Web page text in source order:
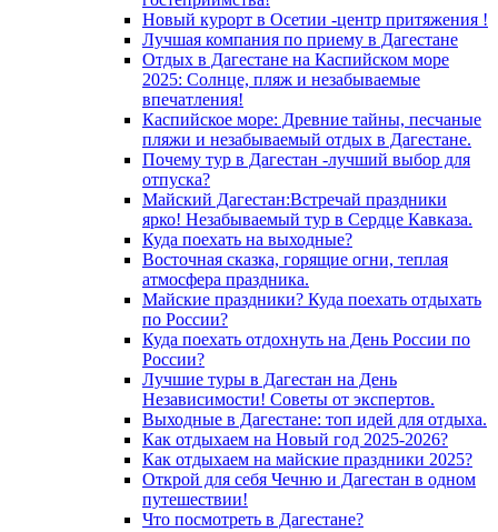
Новый курорт в Осетии -центр притяжения !
Лучшая компания по приему в Дагестане
Отдых в Дагестане на Каспийском море
2025: Солнце, пляж и незабываемые
впечатления!
Каспийское море: Древние тайны, песчаные
пляжи и незабываемый отдых в Дагестане.
Почему тур в Дагестан -лучший выбор для
отпуска?
Майский Дагестан:Встречай праздники
ярко! Незабываемый тур в Сердце Кавказа.
Куда поехать на выходные?
Восточная сказка, горящие огни, теплая
атмосфера праздника.
Майские праздники? Куда поехать отдыхать
по России?
Куда поехать отдохнуть на День России по
России?
Лучшие туры в Дагестан на День
Независимости! Советы от экспертов.
Выходные в Дагестане: топ идей для отдыха.
Как отдыхаем на Новый год 2025-2026?
Как отдыхаем на майские праздники 2025?
Открой для себя Чечню и Дагестан в одном
путешествии!
Что посмотреть в Дагестане?